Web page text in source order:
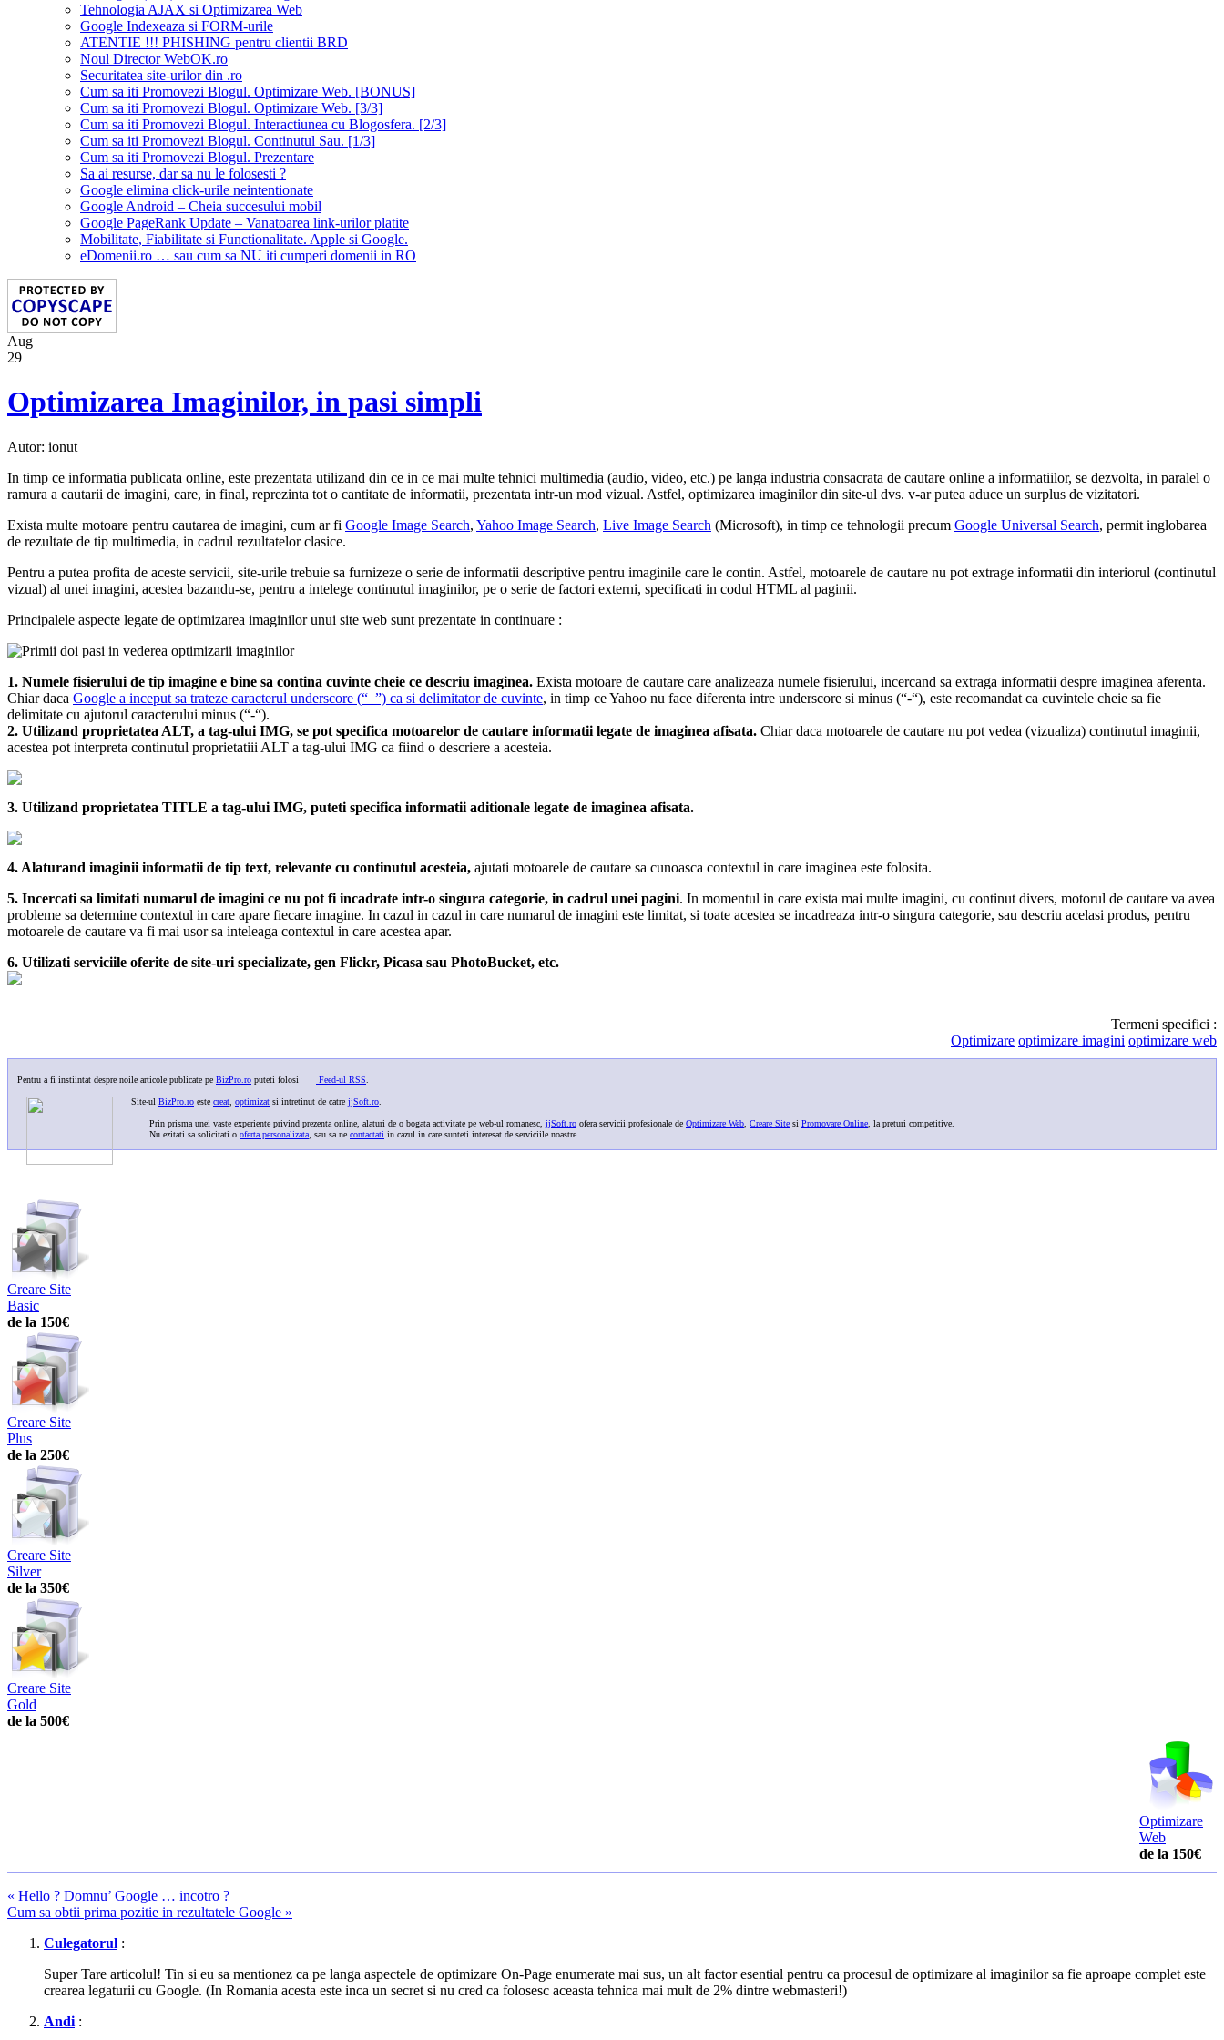
Tehnologia AJAX si Optimizarea Web
Google Indexeaza si FORM-urile
ATENTIE !!! PHISHING pentru clientii BRD
Noul Director WebOK.ro
Securitatea site-urilor din .ro
Cum sa iti Promovezi Blogul. Optimizare Web. [BONUS]
Cum sa iti Promovezi Blogul. Optimizare Web. [3/3]
Cum sa iti Promovezi Blogul. Interactiunea cu Blogosfera. [2/3]
Cum sa iti Promovezi Blogul. Continutul Sau. [1/3]
Cum sa iti Promovezi Blogul. Prezentare
Sa ai resurse, dar sa nu le folosesti ?
Google elimina click-urile neintentionate
Google Android – Cheia succesului mobil
Google PageRank Update – Vanatoarea link-urilor platite
Mobilitate, Fiabilitate si Functionalitate. Apple si Google.
eDomenii.ro … sau cum sa NU iti cumperi domenii in RO
Aug
29
Optimizarea Imaginilor, in pasi simpli
Autor: ionut
In timp ce informatia publicata online, este prezentata utilizand din ce in ce mai multe tehnici multimedia (audio, video, etc.) pe langa industria consacrata de cautare online a informatiilor, se dezvolta, in paralel o
ramura a cautarii de imagini, care, in final, reprezinta tot o cantitate de informatii, prezentata intr-un mod vizual. Astfel, optimizarea imaginilor din site-ul dvs. v-ar putea aduce un surplus de vizitatori.
Exista multe motoare pentru cautarea de imagini, cum ar fi Google Image Search, Yahoo Image Search, Live Image Search (Microsoft), in timp ce tehnologii precum Google Universal Search, permit inglobarea
de rezultate de tip multimedia, in cadrul rezultatelor clasice.
Pentru a putea profita de aceste servicii, site-urile trebuie sa furnizeze o serie de informatii descriptive pentru imaginile care le contin. Astfel, motoarele de cautare nu pot extrage informatii din interiorul (continutul
vizual) al unei imagini, acestea bazandu-se, pentru a intelege continutul imaginilor, pe o serie de factori externi, specificati in codul HTML al paginii.
Principalele aspecte legate de optimizarea imaginilor unui site web sunt prezentate in continuare :
1. Numele fisierului de tip imagine e bine sa contina cuvinte cheie ce descriu imaginea. Exista motoare de cautare care analizeaza numele fisierului, incercand sa extraga informatii despre imaginea aferenta.
Chiar daca Google a inceput sa trateze caracterul underscore (“_”) ca si delimitator de cuvinte, in timp ce Yahoo nu face diferenta intre underscore si minus (“-“), este recomandat ca cuvintele cheie sa fie
delimitate cu ajutorul caracterului minus (“-“).
2. Utilizand proprietatea ALT, a tag-ului IMG, se pot specifica motoarelor de cautare informatii legate de imaginea afisata. Chiar daca motoarele de cautare nu pot vedea (vizualiza) continutul imaginii,
acestea pot interpreta continutul proprietatiii ALT a tag-ului IMG ca fiind o descriere a acesteia.
3. Utilizand proprietatea TITLE a tag-ului IMG, puteti specifica informatii aditionale legate de imaginea afisata.
4. Alaturand imaginii informatii de tip text, relevante cu continutul acesteia, ajutati motoarele de cautare sa cunoasca contextul in care imaginea este folosita.
5. Incercati sa limitati numarul de imagini ce nu pot fi incadrate intr-o singura categorie, in cadrul unei pagini. In momentul in care exista mai multe imagini, cu continut divers, motorul de cautare va avea
probleme sa determine contextul in care apare fiecare imagine. In cazul in cazul in care numarul de imagini este limitat, si toate acestea se incadreaza intr-o singura categorie, sau descriu acelasi produs, pentru
motoarele de cautare va fi mai usor sa inteleaga contextul in care acestea apar.
6. Utilizati serviciile oferite de site-uri specializate, gen Flickr, Picasa sau PhotoBucket, etc.
Termeni specifici :
Optimizare optimizare imagini optimizare web
Pentru a fi instiintat despre noile articole publicate pe BizPro.ro puteti folosi Feed-ul RSS
Site-ul BizPro.ro este creat optimizat si intretinut de catre jjSoft.ro
Prin prisma unei vaste experiente privind prezenta online, alaturi de o bogata activitate pe web-ul romanesc, jjSoft.ro ofera servicii profesionale de Optimizare Web Creare Site si Promovare Online , la preturi competitive.
Nu ezitati sa solicitati o oferta personalizata , sau sa ne contactati in cazul in care sunteti interesat de serviciile noastre.
Creare Site
Basic
de la 150€
Creare Site
Plus
de la 250€
Creare Site
Silver
de la 350€
Creare Site
Gold
de la 500€
Optimizare
Web
de la 150€
« Hello ? Domnu’ Google … incotro ?
Cum sa obtii prima pozitie in rezultatele Google »
Culegatorul :
Super Tare articolul! Tin si eu sa mentionez ca pe langa aspectele de optimizare On-Page enumerate mai sus, un alt factor esential pentru ca procesul de optimizare al imaginilor sa fie aproape complet este
crearea legaturii cu Google. (In Romania acesta este inca un secret si nu cred ca folosesc aceasta tehnica mai mult de 2% dintre webmasteri!)
Andi :